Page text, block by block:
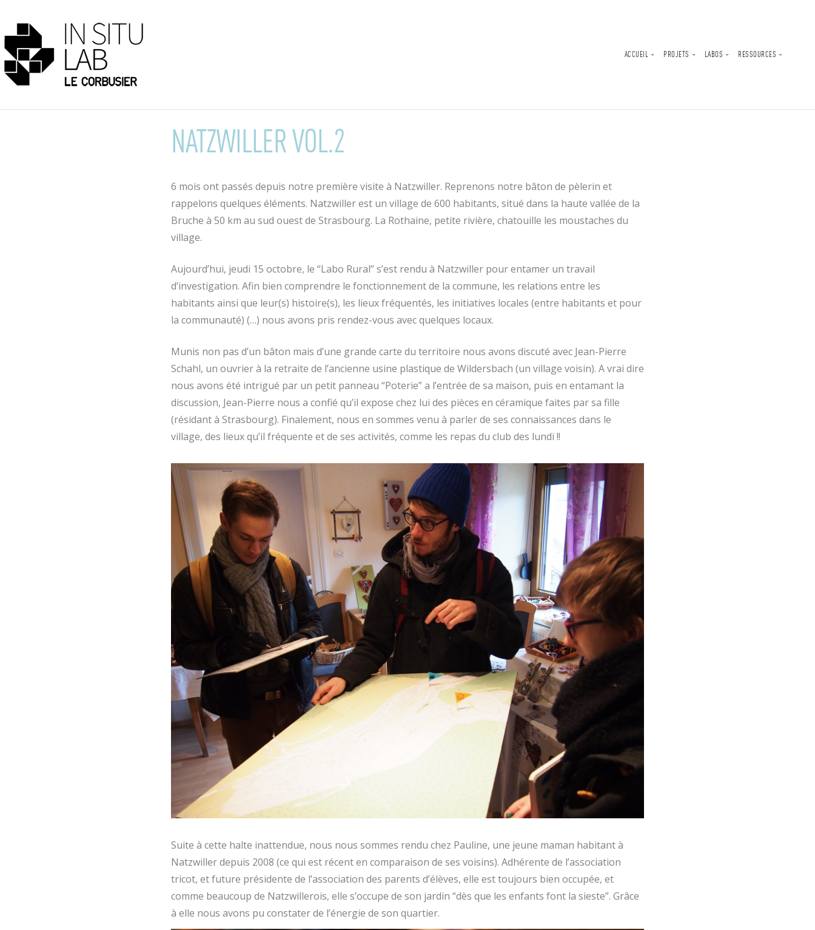
ACCUEIL PROJETS LABOS RESSOURCES
NATZWILLER VOL.2
6 mois ont passés depuis notre première visite à Natzwiller. Reprenons notre bâton de pèlerin et
rappelons quelques éléments. Natzwiller est un village de 600 habitants, situé dans la haute vallée de la
Bruche à 50 km au sud ouest de Strasbourg. La Rothaine, petite rivière, chatouille les moustaches du
village.
Aujourd’hui, jeudi 15 octobre, le “Labo Rural” s’est rendu à Natzwiller pour entamer un travail
d’investigation. Afin bien comprendre le fonctionnement de la commune, les relations entre les
habitants ainsi que leur(s) histoire(s), les lieux fréquentés, les initiatives locales (entre habitants et pour
la communauté) (…) nous avons pris rendez-vous avec quelques locaux.
Munis non pas d’un bâton mais d’une grande carte du territoire nous avons discuté avec Jean-Pierre
Schahl, un ouvrier à la retraite de l’ancienne usine plastique de Wildersbach (un village voisin). A vrai dire
nous avons été intrigué par un petit panneau “Poterie” a l’entrée de sa maison, puis en entamant la
discussion, Jean-Pierre nous a confié qu’il expose chez lui des pièces en céramique faites par sa fille
(résidant à Strasbourg). Finalement, nous en sommes venu à parler de ses connaissances dans le
village, des lieux qu’il fréquente et de ses activités, comme les repas du club des lundi !!
Suite à cette halte inattendue, nous nous sommes rendu chez Pauline, une jeune maman habitant à
Natzwiller depuis 2008 (ce qui est récent en comparaison de ses voisins). Adhérente de l’association
tricot, et future présidente de l’association des parents d’élèves, elle est toujours bien occupée, et
comme beaucoup de Natzwillerois, elle s’occupe de son jardin “dès que les enfants font la sieste”. Grâce
à elle nous avons pu constater de l’énergie de son quartier.